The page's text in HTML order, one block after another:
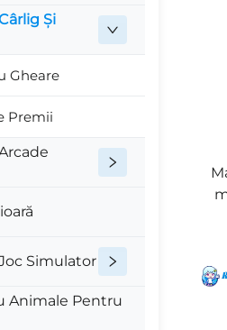
Și
Gheare
Premii
Simulator
Animale Pentru